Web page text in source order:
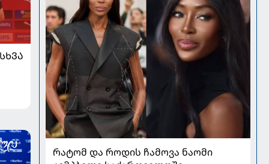
რატომ და როდის ჩამოვა ნაომი